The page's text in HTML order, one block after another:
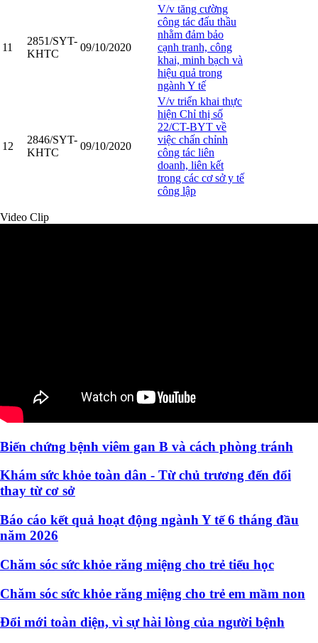
11
2851/SYT-
KHTC
09/10/2020
V/v tăng cường
công tác đấu thầu
nhằm đảm bảo
cạnh tranh, công
khai, minh bạch và
hiệu quả trong
ngành Y tế
12
2846/SYT-
KHTC
09/10/2020
V/v triển khai thực
hiện Chỉ thị số
22/CT-BYT về
việc chấn chỉnh
công tác liên
doanh, liên kết
trong các cơ sở y tế
công lập
Video Clip
Biến chứng bệnh viêm gan B và cách phòng tránh
Khám sức khỏe toàn dân - Từ chủ trương đến đổi
thay từ cơ sở
Báo cáo kết quả hoạt động ngành Y tế 6 tháng đầu
năm 2026
Chăm sóc sức khỏe răng miệng cho trẻ tiểu học
Chăm sóc sức khỏe răng miệng cho trẻ em mầm non
Đổi mới toàn diện, vì sự hài lòng của người bệnh